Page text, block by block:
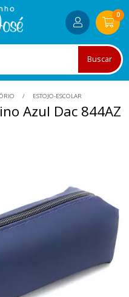
Buscar
0
ESTOJO-ESCOLAR
Azul Dac 844AZ